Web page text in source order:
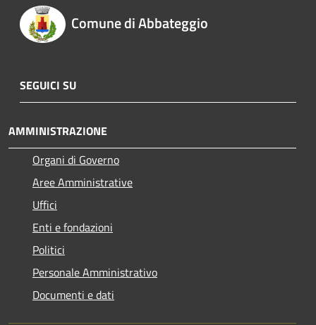
Comune di Abbateggio
SEGUICI SU
AMMINISTRAZIONE
Organi di Governo
Aree Amministrative
Uffici
Enti e fondazioni
Politici
Personale Amministrativo
Documenti e dati